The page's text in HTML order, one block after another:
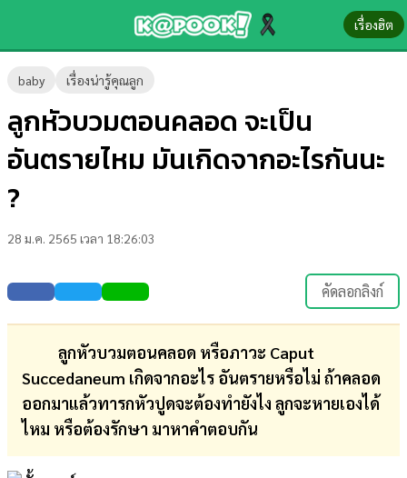
เรื่องฮิต
baby เรื่องน่ารู้คุณลูก
ลูกหัวบวมตอนคลอด จะเป็น
อันตรายไหม มันเกิดจากอะไรกันนะ
?
28 ม.ค. 2565 เวลา 18:26:03
คัดลอกลิงก์
ลูกหัวบวมตอนคลอด หรือภาวะ Caput
Succedaneum เกิดจากอะไร อันตรายหรือไม่ ถ้าคลอด
ออกมาแล้วทารกหัวปูดจะต้องทำยังไง ลูกจะหายเองได้
ไหม หรือต้องรักษา มาหาคำตอบกัน
ข่าว-
ความ
รู้
บันเทิง
ตรวจ
หวย
บอล
สด
การ
เงิน